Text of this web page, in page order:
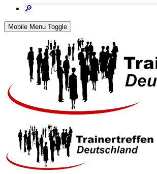
🔎
Mobile Menu Toggle